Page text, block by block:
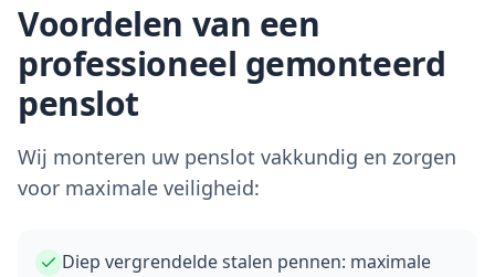
Voordelen van een
professioneel gemonteerd
penslot
Wij monteren uw penslot vakkundig en zorgen
voor maximale veiligheid:
Diep vergrendelde stalen pennen: maximale